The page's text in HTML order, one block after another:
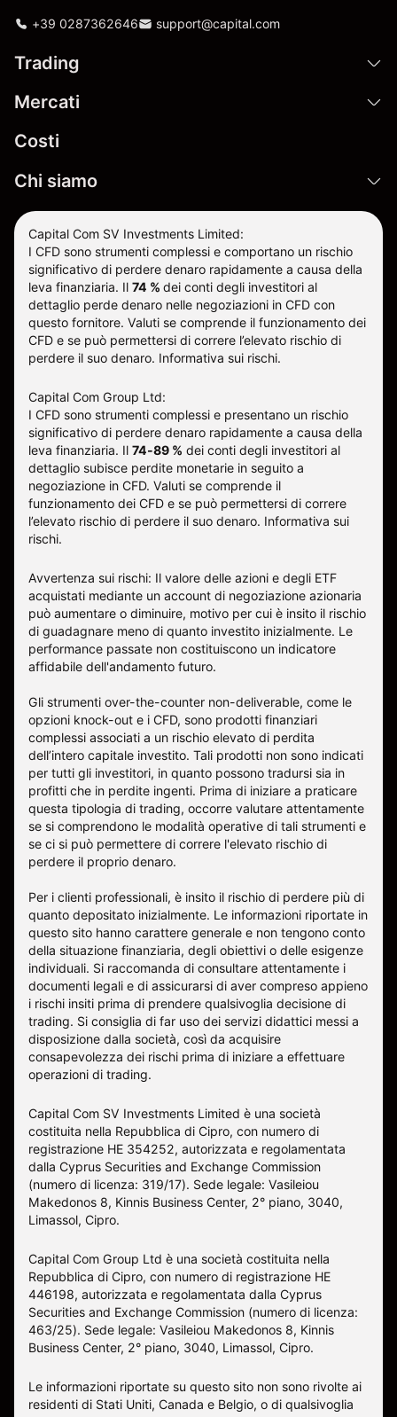
+39 0287362646 support@capital.com
Trading
Mercati
Costi
Chi siamo
Capital Com SV Investments Limited:
I CFD sono strumenti complessi e comportano un rischio
significativo di perdere denaro rapidamente a causa della
leva finanziaria. Il 74 % dei conti degli investitori al
dettaglio perde denaro nelle negoziazioni in CFD con
questo fornitore. Valuti se comprende il funzionamento dei
CFD e se può permettersi di correre l’elevato rischio di
perdere il suo denaro. Informativa sui rischi.
Capital Com Group Ltd:
I CFD sono strumenti complessi e presentano un rischio
significativo di perdere denaro rapidamente a causa della
leva finanziaria. Il 74-89 % dei conti degli investitori al
dettaglio subisce perdite monetarie in seguito a
negoziazione in CFD. Valuti se comprende il
funzionamento dei CFD e se può permettersi di correre
l’elevato rischio di perdere il suo denaro. Informativa sui
rischi.
Avvertenza sui rischi: Il valore delle azioni e degli ETF
acquistati mediante un account di negoziazione azionaria
può aumentare o diminuire, motivo per cui è insito il rischio
di guadagnare meno di quanto investito inizialmente. Le
performance passate non costituiscono un indicatore
affidabile dell'andamento futuro.
Gli strumenti over-the-counter non-deliverable, come le
opzioni knock-out e i CFD, sono prodotti finanziari
complessi associati a un rischio elevato di perdita
dell’intero capitale investito. Tali prodotti non sono indicati
per tutti gli investitori, in quanto possono tradursi sia in
profitti che in perdite ingenti. Prima di iniziare a praticare
questa tipologia di trading, occorre valutare attentamente
se si comprendono le modalità operative di tali strumenti e
se ci si può permettere di correre l'elevato rischio di
perdere il proprio denaro.
Per i clienti professionali, è insito il rischio di perdere più di
quanto depositato inizialmente. Le informazioni riportate in
questo sito hanno carattere generale e non tengono conto
della situazione finanziaria, degli obiettivi o delle esigenze
individuali. Si raccomanda di consultare attentamente i
documenti legali e di assicurarsi di aver compreso appieno
i rischi insiti prima di prendere qualsivoglia decisione di
trading. Si consiglia di far uso dei servizi didattici messi a
disposizione dalla società, così da acquisire
consapevolezza dei rischi prima di iniziare a effettuare
operazioni di trading.
Capital Com SV Investments Limited è una società
costituita nella Repubblica di Cipro, con numero di
registrazione HE 354252, autorizzata e regolamentata
dalla Cyprus Securities and Exchange Commission
(numero di licenza: 319/17). Sede legale: Vasileiou
Makedonos 8, Kinnis Business Center, 2° piano, 3040,
Limassol, Cipro.
Capital Com Group Ltd è una società costituita nella
Repubblica di Cipro, con numero di registrazione ΗΕ
446198, autorizzata e regolamentata dalla Cyprus
Securities and Exchange Commission (numero di licenza:
463/25). Sede legale: Vasileiou Makedonos 8, Kinnis
Business Center, 2° piano, 3040, Limassol, Cipro.
Le informazioni riportate su questo sito non sono rivolte ai
residenti di Stati Uniti, Canada e Belgio, o di qualsivoglia